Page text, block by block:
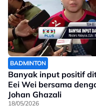
BADMINTON
Banyak input positif
Eei Wei bersama
Johan Ghazali
18/05/2026